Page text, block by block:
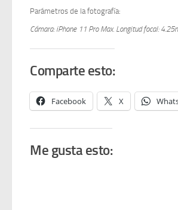
Parámetros de la fotografía:
Cámara: iPhone 11 Pro Max. Longitud focal:
Comparte esto:
Facebook X
Me gusta esto: